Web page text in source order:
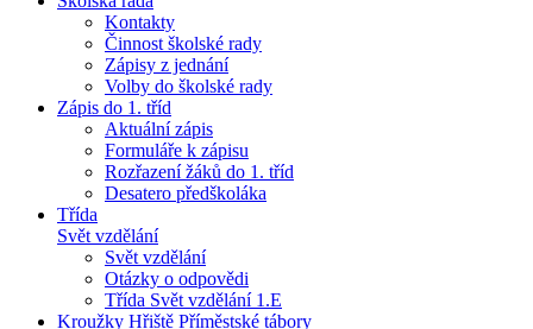
Kontakty
Činnost školské rady
Zápisy z jednání
Volby do školské rady
Zápis do 1. tříd
Aktuální zápis
Formuláře k zápisu
Rozřazení žáků do 1. tříd
Desatero předškoláka
Třída
Svět vzdělání
Svět vzdělání
Otázky o odpovědi
Třída Svět vzdělání 1.E
Kroužky Hřiště Příměstské tábory